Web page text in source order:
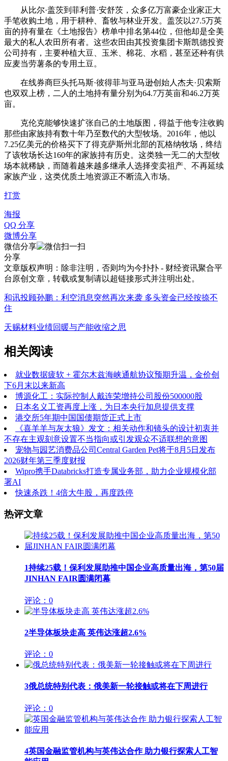
从比尔·盖茨到菲利普·安舒茨，众多亿万富豪企业家正大
手笔收购土地，用于耕种、畜牧与林业开发。盖茨以27.5万英
亩的持有量在《土地报告》榜单中排名第44位，但他却是全美
最大的私人农田所有者。这些农田由其投资集团卡斯凯德投资
公司持有，主要种植大豆、玉米、棉花、水稻，甚至还种有供
应麦当劳薯条的专用土豆。
在线券商巨头托马斯·彼得菲与亚马逊创始人杰夫·贝索斯
也双双上榜，二人的土地持有量分别为64.7万英亩和46.2万英
亩。
克伦克能够快速扩张自己的土地版图，得益于他专注收购
那些由家族持有数十年乃至数代的大型牧场。2016年，他以
7.25亿美元的价格买下了得克萨斯州北部的瓦格纳牧场，终结
了该牧场长达160年的家族持有历史。这类独一无二的大型牧
场本就稀缺，而随着越来越多继承人选择变卖祖产、不再延续
家族产业，这类优质土地资源正不断流入市场。
打赏
海报
QQ 分享
微博分享
微信分享
分享
文章版权声明：除非注明，否则均为今扑扑 - 财经资讯聚合平
台 原创文章，转载或复制请以超链接形式并注明出处。
和讯投顾孙鹏：利空消息突然再次来袭 多头资金已经按捺不
住
天赐材料业绩回暖与产能收缩之思
相关阅读
就业数据疲软 + 霍尔木兹海峡通航协议预期升温，金价创
下6月末以来新高
博源化工：实际控制人戴连荣增持公司股份500000股
日本名义工资再度上涨，为日本央行加息提供支撑
港交所5年期中国国债期货正式上市
《喜羊羊与灰太狼》发文：相关动作和镜头的设计初衷并
不存在主观刻意设置不当指向或引发观众不适联想的意图
宠物与园艺消费品公司Central Garden Pet将于8月5日发布
2026财年第三季度财报
Wipro携手Databricks打造专属业务部，助力企业规模化部
署AI
快速杀跌！4倍大牛股，再度跌停
热评文章
1持续25载！保利发展助推中国企业高质量出海，第50届
JINHAN FAIR圆满闭幕
评论：0
2半导体板块走高 英伟达涨超2.6%
评论：0
3俄总统特别代表：俄美新一轮接触或将在下周进行
评论：0
4英国金融监管机构与英伟达合作 助力银行探索人工智